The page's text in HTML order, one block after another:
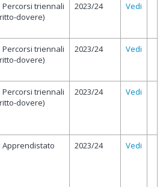
Percorsi triennali
dovere)
2023/24 Vedi
Percorsi triennali
dovere)
2023/24 Vedi
Percorsi triennali
dovere)
2023/24 Vedi
Apprendistato 2023/24 Vedi